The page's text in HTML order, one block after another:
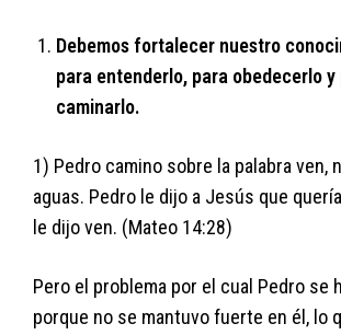
Debemos fortalecer nuestro
para entenderlo, para obedecerlo y
caminarlo.
1) Pedro camino sobre la palabra ven,
aguas. Pedro le dijo a Jesús que
le dijo ven. (Mateo 14:28)
Pero el problema por el cual Pedro se
porque no se mantuvo fuerte en él, lo